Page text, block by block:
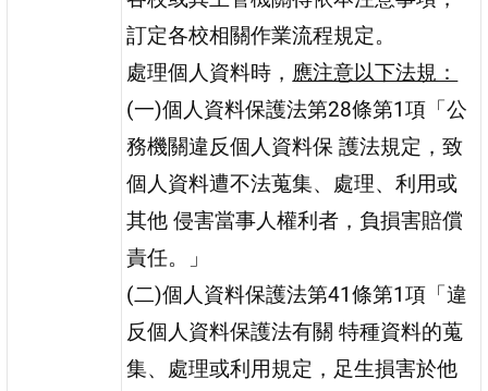
訂定各校相關作業流程規定。
處理個人資料時， 應注意以下法規：
(一)個人資料保護法第28條第1項「公
務機關違反個人資料保 護法規定，致
個人資料遭不法蒐集、處理、利用或
其他 侵害當事人權利者，負損害賠償
責任。」
(二)個人資料保護法第41條第1項「違
反個人資料保護法有關 特種資料的蒐
集、處理或利用規定，足生損害於他